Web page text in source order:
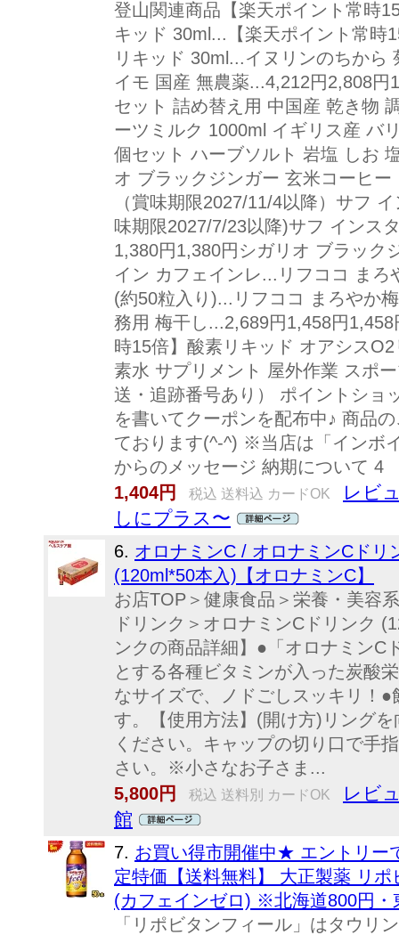
登山関連商品【楽天ポイント常時
キッド 30ml...【楽天ポイント常時
リキッド 30ml...イヌリンのちから
イモ 国産 無農薬...4,212円2,808
セット 詰め替え用 中国産 乾き物
ーツミルク 1000ml イギリス産 バ
個セット ハーブソルト 岩塩 しお
オ ブラックジンガー 玄米コーヒ
（賞味期限2027/11/4以降）サフ
味期限2027/7/23以降)サフ インス
1,380円1,380円シガリオ ブラック
イン カフェインレ...リフココ ま
(約50粒入り)...リフココ まろやか
務用 梅干し...2,689円1,458円
時15倍】酸素リキッド オアシス
素水 サプリメント 屋外作業 スポ
送・追跡番号あり） ポイントショ
を書いてクーポンを配布中♪ 商品
ております(^-^) ※当店は「インボ
からのメッセージ 納期について 4
1,404円
税込 送料込 カードOK
レビ
しにプラス〜
6. オロナミンC / オロナミンCドリ
(120ml*50本入)【オロナミンC】
お店TOP＞健康食品＞栄養・美容
ドリンク＞オロナミンCドリンク
ンクの商品詳細】●「オロナミンC
とする各種ビタミンが入った炭酸
なサイズで、ノドごしスッキリ！
す。【使用方法】(開け方)リング
ください。キャップの切り口で手
さい。※小さなお子さま...
5,800円
税込 送料別 カードOK
レビ
館
7. お買い得市開催中★ エントリ
定特価【送料無料】 大正製薬 リ
(カフェインゼロ) ※北海道800円・
「リポビタンフィール」はタウリ